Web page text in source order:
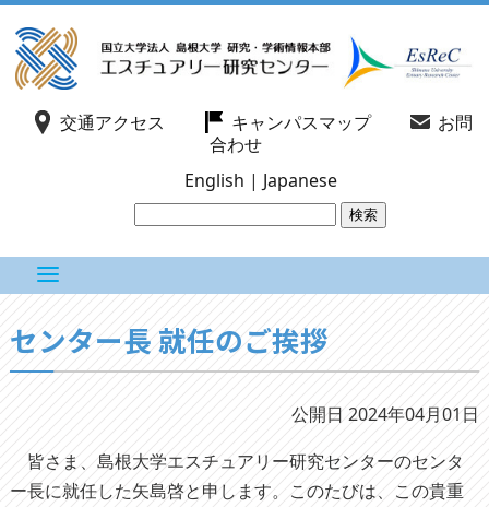
交通アクセス キャンパスマップ
お問
合わせ
English | Japanese
センター長 就任のご挨拶
公開日 2024年04月01日
皆さま、島根大学エスチュアリー研究センターのセンタ
ー長に就任した矢島啓と申します。このたびは、この貴重